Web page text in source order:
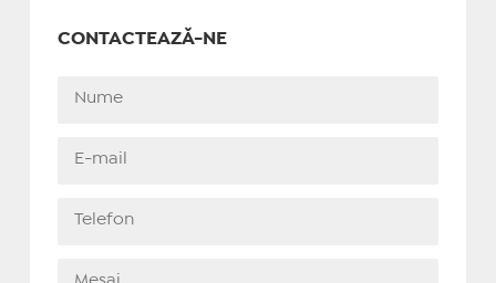
CONTACTEAZĂ-NE